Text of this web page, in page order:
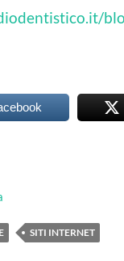
SITI INTERNET